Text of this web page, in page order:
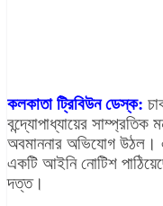
কলকাতা ট্রিবিউন ডেস্ক:
বন্দ্যোপাধ্যায়ের
অবমাননার অভিযোগ উঠল।
একটি আইনি নোটিশ
দত্ত।